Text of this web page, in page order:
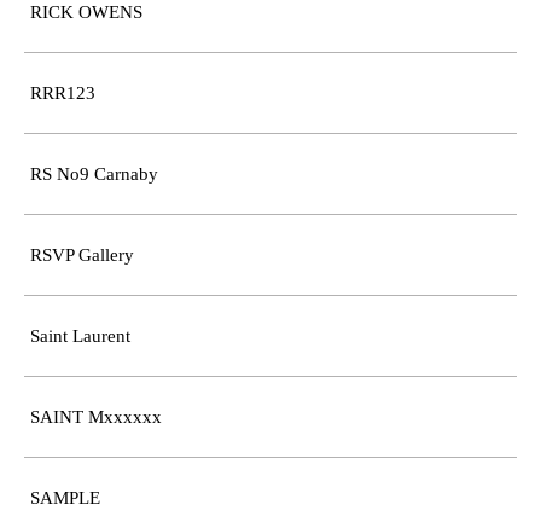
RICK OWENS
RRR123
RS No9 Carnaby
RSVP Gallery
Saint Laurent
SAINT Mxxxxxx
SAMPLE